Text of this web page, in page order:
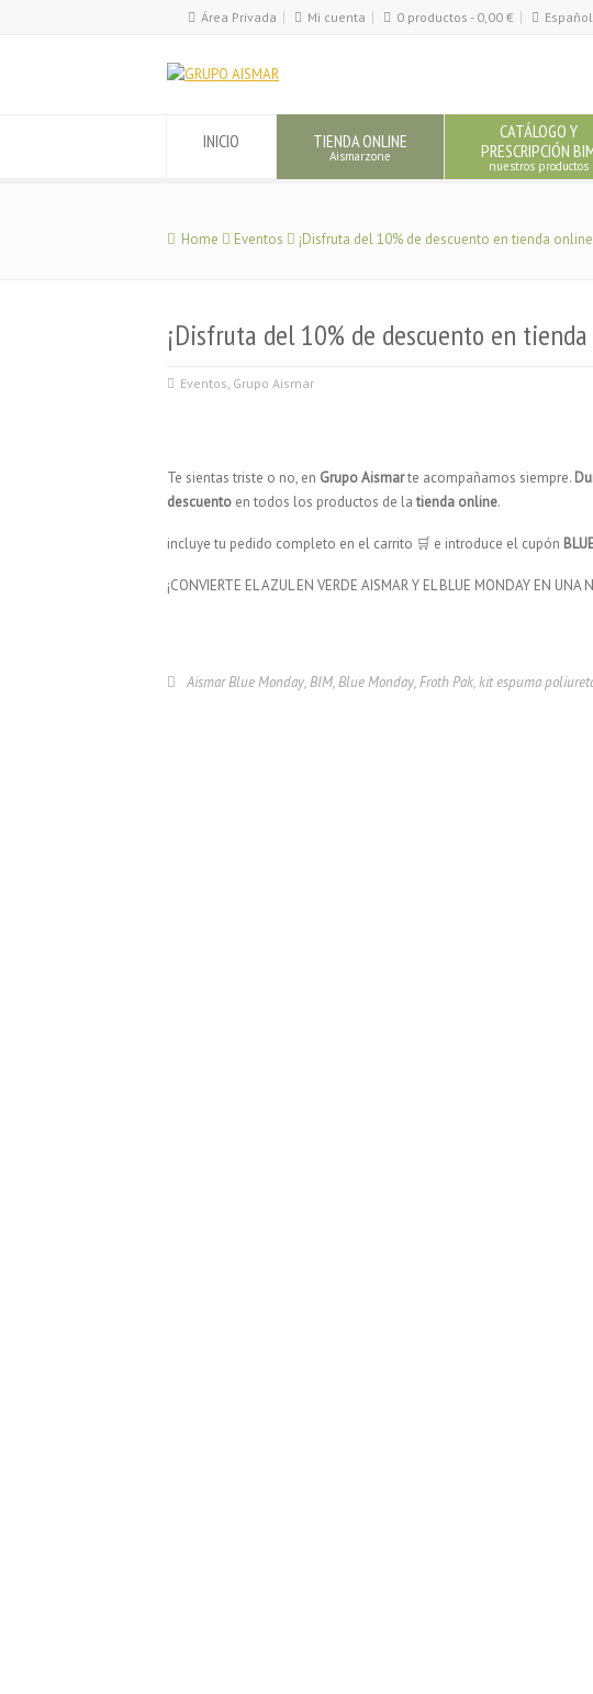
Área Privada Mi cuenta 0 productos - 0,00 €
Español
INICIO TIENDA ONLINE
Aismarzone
CATÁLOGO Y
PRESCRIPCIÓN
nuestros productos
Home Eventos ¡Disfruta del 10% de descuento en tienda
¡Disfruta del 10% de descuento en
Eventos, Grupo Aismar
Te sientas triste o no, en Grupo Aismarte acompañamos siempre.
descuento en todos los productos de la tienda online.
incluye tu pedido completo en el carrito 🛒 e introduce el cupón
¡CONVIERTE EL AZUL EN VERDE AISMAR Y EL BLUE MONDAY EN UNA
Aismar Blue Monday,BIM,Blue Monday,Froth Pak,kit espuma